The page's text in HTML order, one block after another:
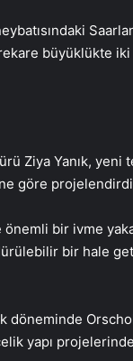
büyüklükte iki
Ziya Yanık, yeni
göre
bir ivme
bir hale
döneminde
yapı